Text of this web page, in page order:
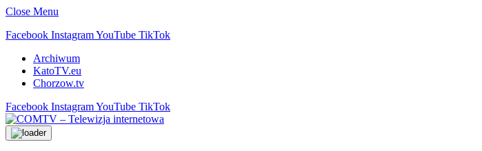
Close Menu
Facebook InstagramYouTube TikTok
Archiwum
KatoTV.eu
Chorzow.tv
Facebook InstagramYouTube TikTok